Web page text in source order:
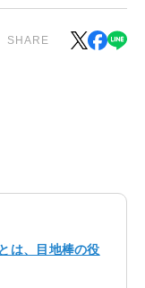
SHARE
は、目地棒の役